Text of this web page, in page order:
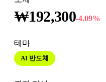
₩192,300-4.09%
테마
AI 반도체